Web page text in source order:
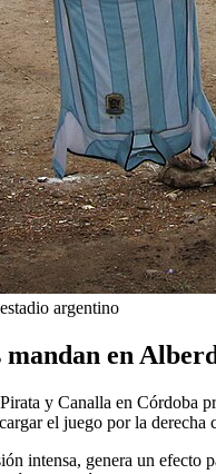
argentino
mandan en
y Canalla en Córdoba
el juego por la
intensa, genera un efecto